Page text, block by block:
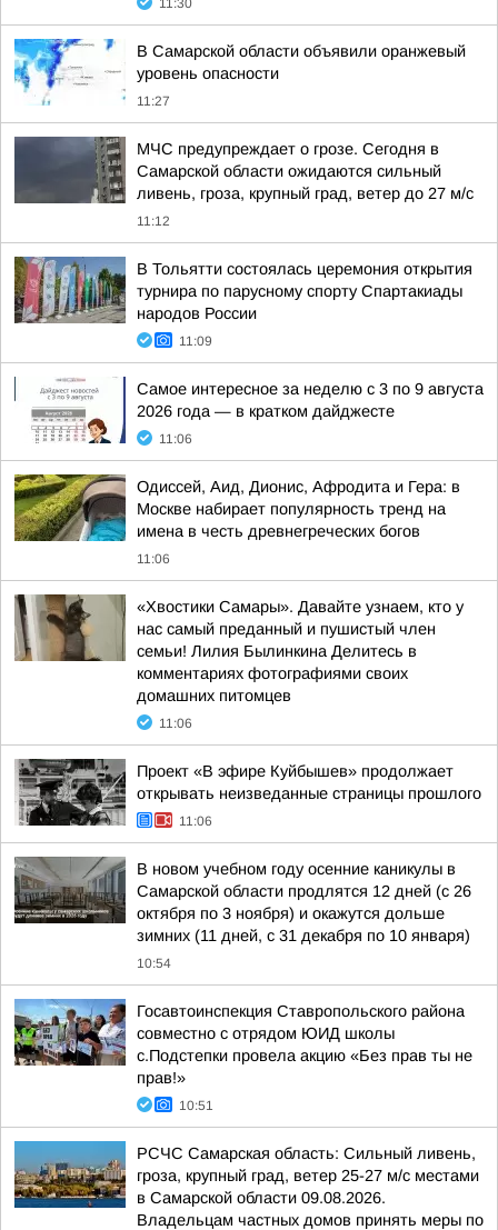
11:30
В Самарской области объявили оранжевый
уровень опасности
11:27
МЧС предупреждает о грозе. Сегодня в
Самарской области ожидаются сильный
ливень, гроза, крупный град, ветер до 27 м/с
11:12
В Тольятти состоялась церемония открытия
турнира по парусному спорту Спартакиады
народов России
11:09
Самое интересное за неделю с 3 по 9 августа
2026 года — в кратком дайджесте
11:06
Одиссей, Аид, Дионис, Афродита и Гера: в
Москве набирает популярность тренд на
имена в честь древнегреческих богов
11:06
«Хвостики Самары». Давайте узнаем, кто у
нас самый преданный и пушистый член
семьи! Лилия Былинкина Делитесь в
комментариях фотографиями своих
домашних питомцев
11:06
Проект «В эфире Куйбышев» продолжает
открывать неизведанные страницы прошлого
11:06
В новом учебном году осенние каникулы в
Самарской области продлятся 12 дней (с 26
октября по 3 ноября) и окажутся дольше
зимних (11 дней, с 31 декабря по 10 января)
10:54
Госавтоинспекция Ставропольского района
совместно с отрядом ЮИД школы
с.Подстепки провела акцию «Без прав ты не
прав!»
10:51
РСЧС Самарская область: Сильный ливень,
гроза, крупный град, ветер 25-27 м/с местами
в Самарской области 09.08.2026.
Владельцам частных домов принять меры по